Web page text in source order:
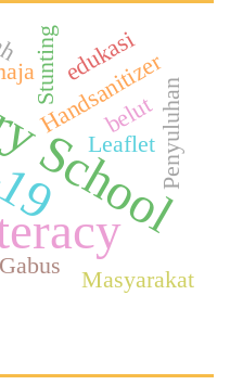
Handsanitizer
Stunting
Penyuluhan
Leaflet
Masyarakat
belut
edukasi